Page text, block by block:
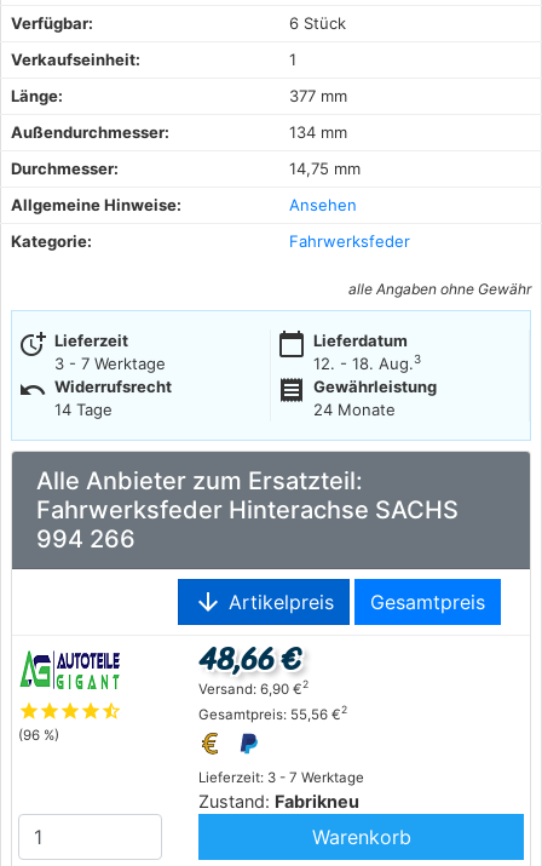
Verfügbar:
6 Stück
Verkaufseinheit:
1
Länge:
377 mm
Außendurchmesser:
134 mm
Durchmesser:
14,75 mm
Allgemeine Hinweise:
Ansehen
Kategorie:
Fahrwerksfeder
alle Angaben ohne Gewähr
more_time Lieferzeit
3 - 7 Werktage
calendar_today Lieferdatum
12. - 18. Aug.3
undo Widerrufsrecht
14 Tage
receipt
Gewährleistung
24 Monate
Alle Anbieter zum Ersatzteil:
Fahrwerksfeder Hinterachse SACHS
994 266
arrow_downward Artikelpreis Gesamtpreis
starstarstarstarstar_half
(96 %)
Lieferzeit: 3 - 7 Werktage
Zustand: Fabrikneu
48,66 €
Versand: 6,90 €2
Gesamtpreis: 55,56 €2
Warenkorb